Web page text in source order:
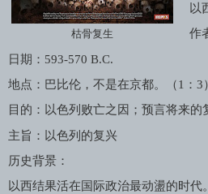
枯骨复生
以
作
日期： 593-570 B.C.
地点：巴比伦，不是在京都。（1 ： 3）
目的：以色列败亡之因；预言将来的
主旨：以色列的复兴
历史背景：
以西结果活在国际政治最动盪的时代。